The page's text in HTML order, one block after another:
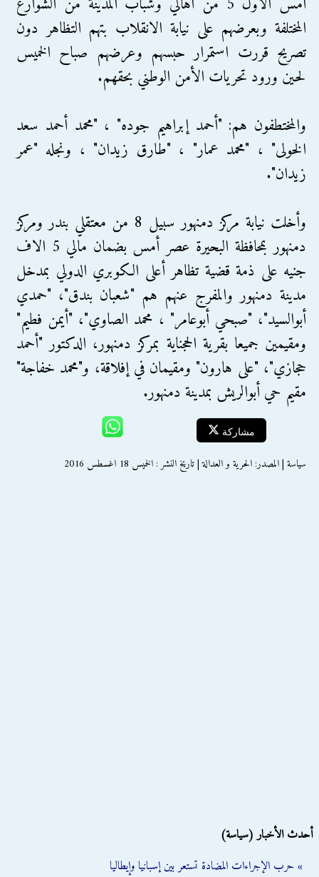
المختلفة وبعرضهم على نيابة الانقلاب بتهم التظاهر دون
تصريح قررت استمرار حبسهم وعرضهم صباح الخميس
لحين ورود تحريات الأمن الوطني بحقهم.
والمختطفون هم: "أحمد إبراهيم جوده" ، "محمد أحمد سعد
الخولى" ، "محمد عمار" ، "طارق زيدان" ، ونجله "عمر
زيدان".
وأخلت نيابة مركز دمنهور سبيل 8 من معتقلي بندر ومركز
دمنهور بمحافظة البحيرة عصر أمس بضمان مالي 5 الاف
جنيه على ذمة قضية تظاهر أعلى الكوبري الدولي بمدخل
مدينة دمنهور والمفرج عنهم هم "شعبان بندق"، "حمدي
أبوالسيد"، "صبحي أبوعامر" ، محمد الصاوي"، "أيمن فطيم"
ومقيمين جميعا بقرية الحجناية بمركز دمنهور، الدكتور "أحمد
حجازي"، "على هارون" ومقيمان في إفلاقة، و"محمد خفاجة"
مقيم حي أبوالريش بمدينة دمنهور.
مشاركة
سياسة | المصدر: الحرية و العدالة | تاريخ النشر : الخميس 18 اغسطس 2016
أحدث الأخبار (سياسة)
» حرب الإجراءات المضادة تستعر بين إسبانيا وإيطاليا